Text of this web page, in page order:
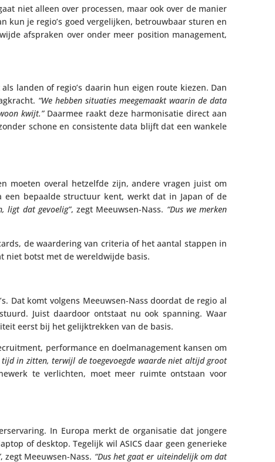
niet alleen over processen, maar ook over de manier
kun je regio’s goed verge­lijken, betrouw­baar sturen en
afspraken over onder meer position mana­ge­ment,
landen of regio’s daarin hun eigen route kiezen. Dan
“We hebben situaties meege­maakt waarin de data
kwijt.” Daarmee raakt deze harmo­ni­satie direct aan
schone en consis­tente data blijft dat een wankele
moeten overal hetzelfde zijn, andere vragen juist om
een bepaalde structuur kent, werkt dat in Japan of de
ligt dat gevoelig”, zegt Meeuwsen-Nass. “Dus we merken
de waar­de­ring van criteria of het aantal stappen in
niet botst met de wereld­wijde basis.
Dat komt volgens Meeuwsen-Nass doordat de regio al
Juist daardoor ontstaat nu ook spanning. Waar
eerst bij het gelijk­trekken van de basis.
perfor­mance en doel­ma­na­ge­ment kansen om
in zitten, terwijl de toege­voegde waarde niet altijd groot
te verlichten, moet meer ruimte ontstaan voor
In Europa merkt de orga­ni­satie dat jongere
of desktop. Tegelijk wil ASICS daar geen generieke
, zegt Meeuwsen-Nass. “Dus het gaat er uitein­de­lijk om dat